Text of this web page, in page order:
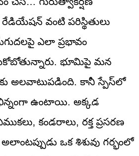
రేడియేషన్‌ వంటి పరిస్థితులు
ఎలా ప్రభావం
భూమిపై మన
అలవాటుపడింది. కానీ స్పేస్‌లో
భిన్నంగా ఉంటాయి. అక్కడ
కండరాలు, రక్త ప్రసరణ
ఒక శిశువు గర్భంలో